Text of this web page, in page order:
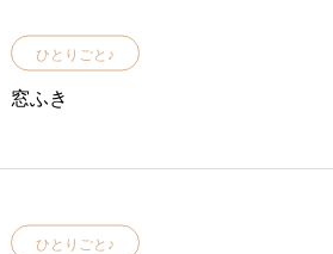
ひとりごと♪
窓ふき
ひとりごと♪